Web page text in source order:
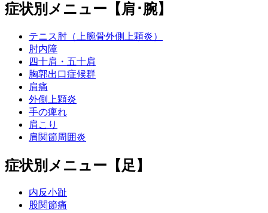
症状別メニュー【肩･腕】
テニス肘（上腕骨外側上顆炎）
肘内障
四十肩・五十肩
胸郭出口症候群
肩痛
外側上顆炎
手の痺れ
肩こり
肩関節周囲炎
症状別メニュー【足】
内反小趾
股関節痛